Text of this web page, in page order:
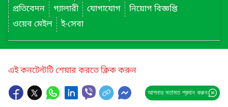
প্রতিবেদন
গ্যালারী যোগাযোগ
নিয়োগ বিজ্ঞপ্তি
ওয়েব মেইল
ই-সেবা
এই কনটেন্টটি শেয়ার করতে ক্লিক করুন
আপনার মতামত প্রদান করুন